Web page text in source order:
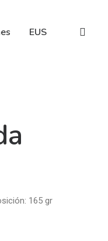
EUS
165 gr